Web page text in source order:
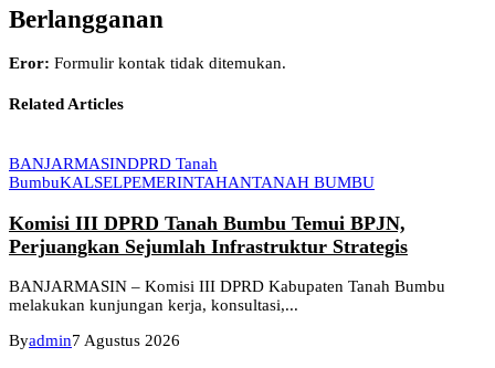
Berlangganan
Eror: Formulir kontak tidak ditemukan.
Related Articles
BANJARMASINDPRD Tanah
BumbuKALSELPEMERINTAHANTANAH BUMBU
Komisi III DPRD Tanah Bumbu Temui BPJN,
Perjuangkan Sejumlah Infrastruktur Strategis
BANJARMASIN – Komisi III DPRD Kabupaten Tanah Bumbu
melakukan kunjungan kerja, konsultasi,...
Byadmin7 Agustus 2026